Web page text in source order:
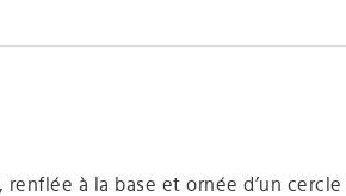
à la base et ornée d’un cercle